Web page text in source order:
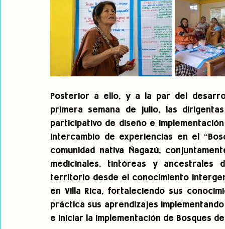
Posterior a ello, y a la par del
primera semana de julio, las
participativo de diseño e
intercambio de experiencias en el
comunidad nativa Ñagazú,
medicinales, tintóreas y
territorio desde el conocimiento
en Villa Rica, fortaleciendo sus
práctica sus aprendizajes
e iniciar la implementación de Bosques